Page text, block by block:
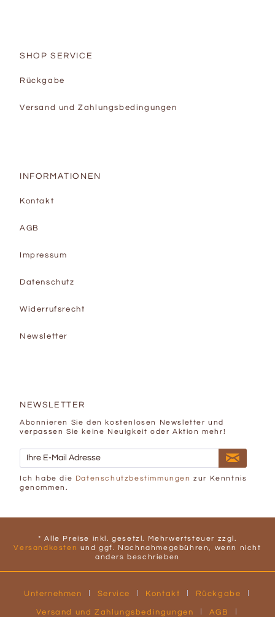
SHOP SERVICE
Rückgabe
Versand und Zahlungsbedingungen
INFORMATIONEN
Kontakt
AGB
Impressum
Datenschutz
Widerrufsrecht
Newsletter
NEWSLETTER
Abonnieren Sie den kostenlosen Newsletter und
verpassen Sie keine Neuigkeit oder Aktion mehr!
Ich habe die Datenschutzbestimmungen zur Kenntnis
genommen.
* Alle Preise inkl. gesetzl. Mehrwertsteuer zzgl.
Versandkosten und ggf. Nachnahmegebühren, wenn nicht
anders beschrieben
Unternehmen Service Kontakt Rückgabe
Versand und Zahlungsbedingungen AGB